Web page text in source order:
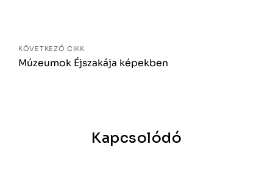
KÖVETKEZŐ CIKK
Múzeumok Éjszakája képekben
Kapcsolódó